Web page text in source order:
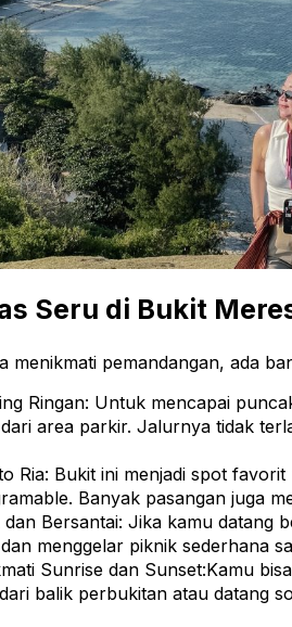
Seru di Bukit
menikmati pemandangan, ada
Ringan: Untuk mencapai
area parkir. Jalurnya tidak
Ria: Bukit ini menjadi spot
Banyak pasangan juga
dan Bersantai: Jika kamu datang
menggelar piknik sederhana
Sunrise dan Sunset:Kamu
balik perbukitan atau datang